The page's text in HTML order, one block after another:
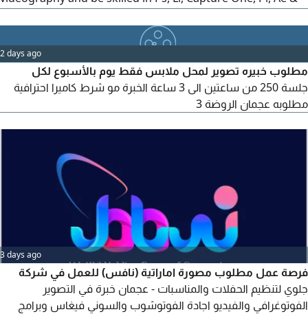
license preferred. Visa, accommodation & transportation
provided. Send CV, portfolio & showreel
2 days ago
مطلوب خبيره تصوير لمحل ملابس فقط يوم بالأسبوع لكل
جلسة 250 من ساعتين الى 3 ساعة الخبرة مو شرط كاميرا احترافية
مطلوبه عجمان الروضة 3
3 days ago
فرصة عمل مطلوب مصورة اماراتية (نافس) للعمل في شركة
جلوي لتنظيم الحفلات والمناسبات - عجمان خبرة في التصوير
الفوتوغرافي والفيديو اجادة الفوتوشوب والسوني فيغاس وبرامج